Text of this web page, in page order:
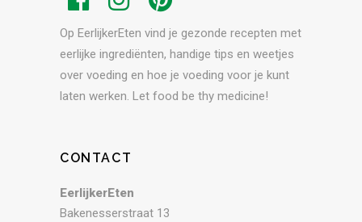
Op EerlijkerEten vind je gezonde recepten met
eerlijke ingrediënten, handige tips en weetjes
over voeding en hoe je voeding voor je kunt
laten werken. Let food be thy medicine!
CONTACT
EerlijkerEten
Bakenesserstraat 13